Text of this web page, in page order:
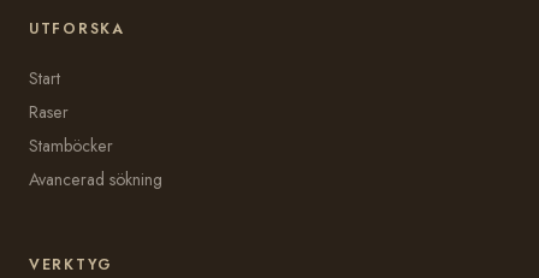
UTFORSKA
Start
Raser
Stamböcker
Avancerad sökning
VERKTYG